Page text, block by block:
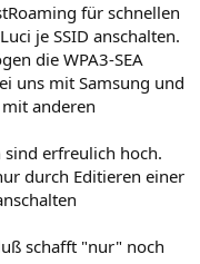
für schnellen
je SSID anschalten.
die WPA3-SEA
uns mit Samsung und
anderen
erfreulich hoch.
durch Editieren einer
schafft "nur" noch